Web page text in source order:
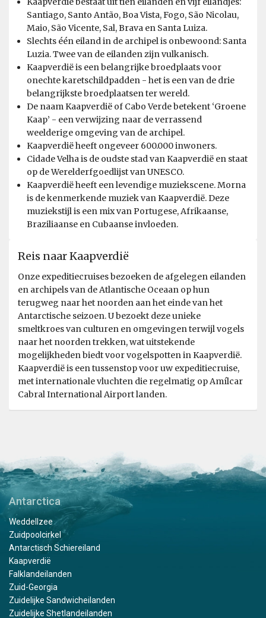
Santiago, Santo Antão, Boa Vista, Fogo, São Nicolau,
Maio, São Vicente, Sal, Brava en Santa Luiza.
Slechts één eiland in de archipel is onbewoond: Santa
Luzia. Twee van de eilanden zijn vulkanisch.
Kaapverdië is een belangrijke broedplaats voor
onechte karetschildpadden - het is een van de drie
belangrijkste broedplaatsen ter wereld.
De naam Kaapverdië of Cabo Verde betekent ‘Groene
Kaap’ - een verwijzing naar de verrassend
weelderige omgeving van de archipel.
Kaapverdië heeft ongeveer 600.000 inwoners.
Cidade Velha is de oudste stad van Kaapverdië en staat
op de Werelderfgoedlijst van UNESCO.
Kaapverdië heeft een levendige muziekscene. Morna
is de kenmerkende muziek van Kaapverdië. Deze
muziekstijl is een mix van Portugese, Afrikaanse,
Braziliaanse en Cubaanse invloeden.
Reis naar Kaapverdië
Onze expeditiecruises bezoeken de afgelegen eilanden
en archipels van de Atlantische Oceaan op hun
terugweg naar het noorden aan het einde van het
Antarctische seizoen. U bezoekt deze unieke
smeltkroes van culturen en omgevingen terwijl vogels
naar het noorden trekken, wat uitstekende
mogelijkheden biedt voor vogelspotten in Kaapverdië.
Kaapverdië is een tussenstop voor uw expeditiecruise,
met internationale vluchten die regelmatig op Amílcar
Cabral International Airport landen.
Antarctica
Weddellzee
Zuidpoolcirkel
Antarctisch Schiereiland
Kaapverdië
Falklandeilanden
Zuid-Georgia
Zuidelijke Sandwicheilanden
Zuidelijke Shetlandeilanden